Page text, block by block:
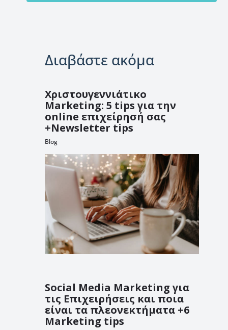
Διαβάστε ακόμα
Χριστουγεννιάτικο
Marketing: 5 tips για την
online επιχείρησή σας
+Newsletter tips
Blog
Social Media Marketing για
τις Επιχειρήσεις και ποια
είναι τα πλεονεκτήματα +6
Marketing tips